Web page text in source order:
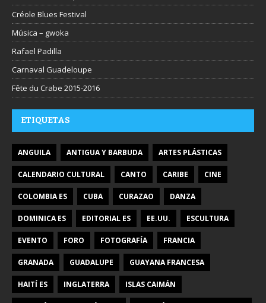
Créole Blues Festival
Música – gwoka
Rafael Padilla
Carnaval Guadeloupe
Fête du Crabe 2015-2016
ETIQUETAS
ANGUILA ANTIGUA Y BARBUDA ARTES PLÁSTICAS
CALENDARIO CULTURAL CANTO CARIBE CINE
COLOMBIA ES CUBA CURAZAO DANZA
DOMINICA ES EDITORIAL ES EE.UU. ESCULTURA
EVENTO FORO FOTOGRAFÍA FRANCIA
GRANADA GUADALUPE GUAYANA FRANCESA
HAITÍ ES INGLATERRA ISLAS CAIMÁN